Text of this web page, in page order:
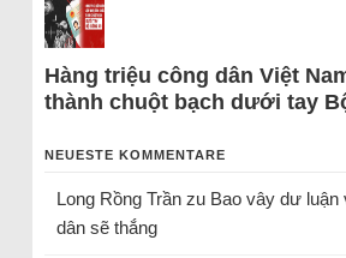
Hàng triệu công dân Việt
thành chuột bạch dưới tay
NEUESTE KOMMENTARE
Long Rồng Trầnzu Bao vây dư luận
dân sẽ thắng